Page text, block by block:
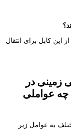
این کابل برای انتقال
آلومینیومی زمینی در
عواملی
به عوامل زیر